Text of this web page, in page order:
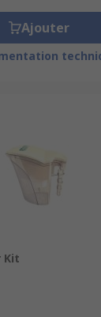
Ajouter
Kit